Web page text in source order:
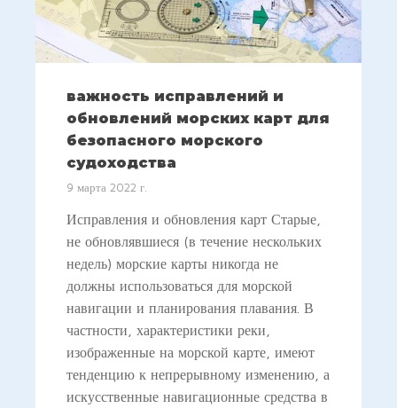
важность исправлений и
обновлений морских карт для
безопасного морского
судоходства
9 марта 2022 г.
Исправления и обновления карт Старые,
не обновлявшиеся (в течение нескольких
недель) морские карты никогда не
должны использоваться для морской
навигации и планирования плавания. В
частности, характеристики реки,
изображенные на морской карте, имеют
тенденцию к непрерывному изменению, а
искусственные навигационные средства в